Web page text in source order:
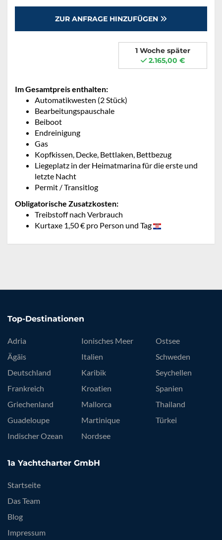
ZUR ANFRAGE HINZUFÜGEN
1 Woche später
2.165,00 €
Im Gesamtpreis enthalten:
Automatikwesten (2 Stück)
Bearbeitungspauschale
Beiboot
Endreinigung
Gas
Kopfkissen, Decke, Bettlaken, Bettbezug
Liegeplatz in der Heimatmarina für die erste und
letzte Nacht
Permit / Transitlog
Obligatorische Zusatzkosten:
Treibstoff nach Verbrauch
Kurtaxe 1,50 € pro Person und Tag
Top-Destinationen
Adria
Ägäis
Deutschland
Frankreich
Griechenland
Guadeloupe
Indischer Ozean
Ionisches Meer
Italien
Karibik
Kroatien
Mallorca
Martinique
Nordsee
Ostsee
Schweden
Seychellen
Spanien
Thailand
Türkei
1a Yachtcharter GmbH
Startseite
Das Team
Blog
Impressum